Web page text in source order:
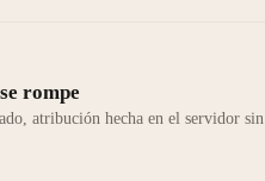
rompe
atribución hecha en el servidor sin